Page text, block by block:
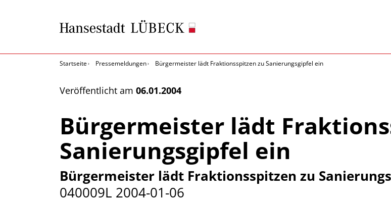
Startseite Pressemeldungen Bürgermeister lädt Fraktionsspitzen zu Sanierungsgipfel ein
Veröffentlicht am 06.01.2004
Bürgermeister lädt
Sanierungsgipfel ein
Bürgermeister lädt Fraktionsspitzen zu
040009L 2004-01-06